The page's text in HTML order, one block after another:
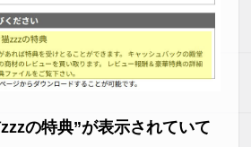
の特典”が表示されていて